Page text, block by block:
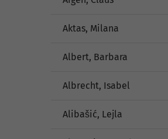
Aktas, Milana
Albert, Barbara
Albrecht, Isabel
Alibašić, Lejla